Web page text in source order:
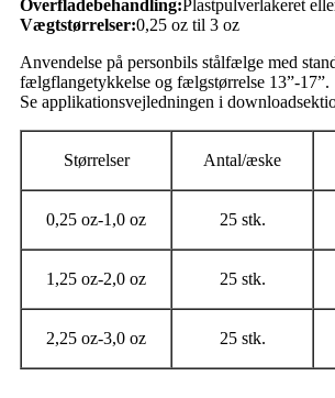
Overfladebehandling:Plastpulverlakeret
Vægtstørrelser:0,25 oz til 3 oz
Anvendelse på personbils stålfælge med
fælgflangetykkelse og fælgstørrelse 13”-17”.
Se applikationsvejledningen i
Størrelser Antal/æske
0,25 oz-1,0 oz 25 stk.
1,25 oz-2,0 oz 25 stk.
2,25 oz-3,0 oz 25 stk.